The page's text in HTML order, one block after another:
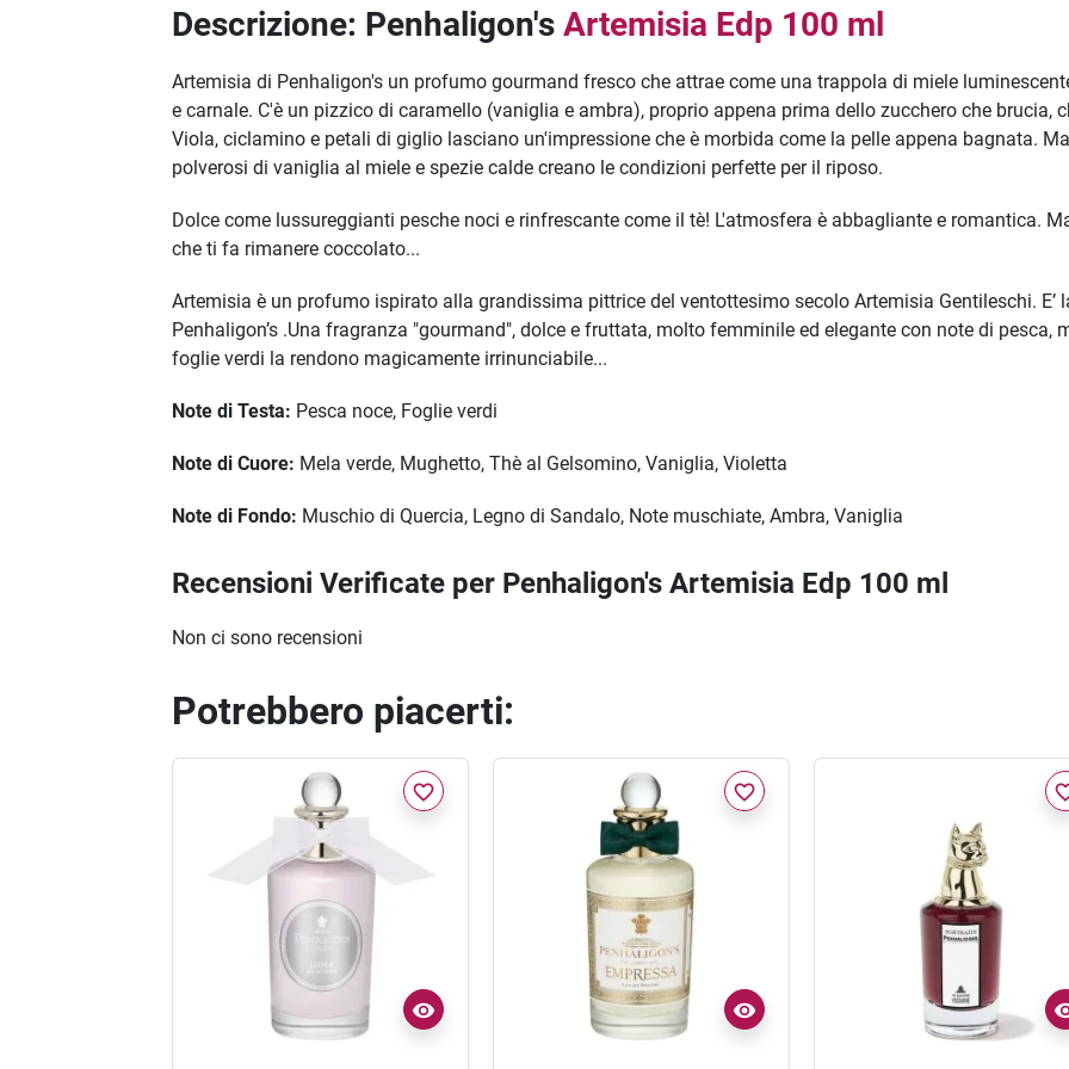
Descrizione: Penhaligon'sArtemisia Edp 100 ml
Artemisia di Penhaligon's un profumo gourmand fresco che attrae come una trappola di miele
e carnale. C'è un pizzico di caramello (vaniglia e ambra), proprio appena prima dello zucchero che brucia,
Viola, ciclamino e petali di giglio lasciano un'impressione che è morbida come la pelle appena bagnata.
polverosi di vaniglia al miele e spezie calde creano le condizioni perfette per il riposo.
Dolce come lussureggianti pesche noci e rinfrescante come il tè! L'atmosfera è abbagliante e romantica.
che ti fa rimanere coccolato...
Artemisia è un profumo ispirato alla grandissima pittrice del ventottesimo secolo Artemisia Gentileschi.
Penhaligon’s .Una fragranza "gourmand", dolce e fruttata, molto femminile ed elegante con note di pesca,
foglie verdi la rendono magicamente irrinunciabile...
Note di Testa: Pesca noce, Foglie verdi
Note di Cuore: Mela verde, Mughetto, Thè al Gelsomino, Vaniglia, Violetta
Note di Fondo: Muschio di Quercia, Legno di Sandalo, Note muschiate, Ambra, Vaniglia
Recensioni Verificate per Penhaligon's Artemisia Edp 100 ml
Non ci sono recensioni
Potrebbero piacerti:
favorite_border favorite_border